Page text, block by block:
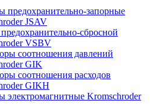
предохранительно-запорные
JSAV
сбросной
VSBV
соотношения давлений
GIK
соотношения расходов
GIKH
электромагнитные Kromschroder